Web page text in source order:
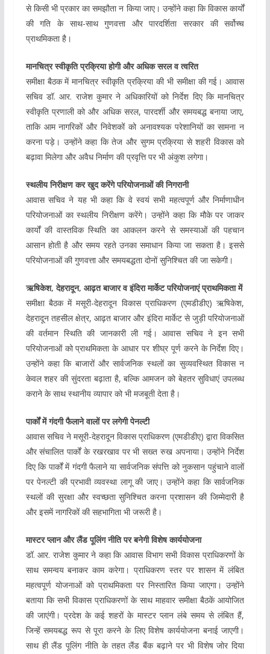
से किसी भी प्रकार का समझौता न किया जाए। उन्होंने कहा कि विकास कार्यों
की गति के साथ-साथ गुणवत्ता और पारदर्शिता सरकार की सर्वोच्च
प्राथमिकता है।
मानचित्र स्वीकृति प्रक्रिया होगी और अधिक सरल व त्वरित
समीक्षा बैठक में मानचित्र स्वीकृति प्रक्रिया की भी समीक्षा की गई। आवास
सचिव डॉ. आर. राजेश कुमार ने अधिकारियों को निर्देश दिए कि मानचित्र
स्वीकृति प्रणाली को और अधिक सरल, पारदर्शी और समयबद्ध बनाया जाए,
ताकि आम नागरिकों और निवेशकों को अनावश्यक परेशानियों का सामना न
करना पड़े। उन्होंने कहा कि तेज और सुगम प्रक्रिया से शहरी विकास को
बढ़ावा मिलेगा और अवैध निर्माण की प्रवृत्ति पर भी अंकुश लगेगा।
स्थलीय निरीक्षण कर खुद करेंगे परियोजनाओं की निगरानी
आवास सचिव ने यह भी कहा कि वे स्वयं सभी महत्वपूर्ण और निर्माणाधीन
परियोजनाओं का स्थलीय निरीक्षण करेंगे। उन्होंने कहा कि मौके पर जाकर
कार्यों की वास्तविक स्थिति का आकलन करने से समस्याओं की पहचान
आसान होती है और समय रहते उनका समाधान किया जा सकता है। इससे
परियोजनाओं की गुणवत्ता और समयबद्धता दोनों सुनिश्चित की जा सकेगी।
ऋषिकेश, देहरादून, आढ़त बाजार व इंदिरा मार्केट परियोजनाएं प्राथमिकता में
समीक्षा बैठक में मसूरी-देहरादून विकास प्राधिकरण (एमडीडीए) ऋषिकेश,
देहरादून तहसील क्षेत्र, आढ़त बाजार और इंदिरा मार्केट से जुड़ी परियोजनाओं
की वर्तमान स्थिति की जानकारी ली गई। आवास सचिव ने इन सभी
परियोजनाओं को प्राथमिकता के आधार पर शीघ्र पूर्ण करने के निर्देश दिए।
उन्होंने कहा कि बाजारों और सार्वजनिक स्थलों का सुव्यवस्थित विकास न
केवल शहर की सुंदरता बढ़ाता है, बल्कि आमजन को बेहतर सुविधाएं उपलब्ध
कराने के साथ स्थानीय व्यापार को भी मजबूती देता है।
पार्कों में गंदगी फैलाने वालों पर लगेगी पेनल्टी
आवास सचिव ने मसूरी-देहरादून विकास प्राधिकरण (एमडीडीए) द्वारा विकसित
और संचालित पार्कों के रखरखाव पर भी सख्त रुख अपनाया। उन्होंने निर्देश
दिए कि पार्कों में गंदगी फैलाने या सार्वजनिक संपत्ति को नुकसान पहुंचाने वालों
पर पेनल्टी की प्रभावी व्यवस्था लागू की जाए। उन्होंने कहा कि सार्वजनिक
स्थलों की सुरक्षा और स्वच्छता सुनिश्चित करना प्रशासन की जिम्मेदारी है
और इसमें नागरिकों की सहभागिता भी जरूरी है।
मास्टर प्लान और लैंड पूलिंग नीति पर बनेगी विशेष कार्ययोजना
डॉ. आर. राजेश कुमार ने कहा कि आवास विभाग सभी विकास प्राधिकरणों के
साथ समन्वय बनाकर काम करेगा। प्राधिकरण स्तर पर शासन में लंबित
महत्वपूर्ण योजनाओं को प्राथमिकता पर निस्तारित किया जाएगा। उन्होंने
बताया कि सभी विकास प्राधिकरणों के साथ माहवार समीक्षा बैठकें आयोजित
की जाएंगी। प्रदेश के कई शहरों के मास्टर प्लान लंबे समय से लंबित हैं,
जिन्हें समयबद्ध रूप से पूरा करने के लिए विशेष कार्ययोजना बनाई जाएगी।
साथ ही लैंड पूलिंग नीति के तहत लैंड बैंक बढ़ाने पर भी विशेष जोर दिया